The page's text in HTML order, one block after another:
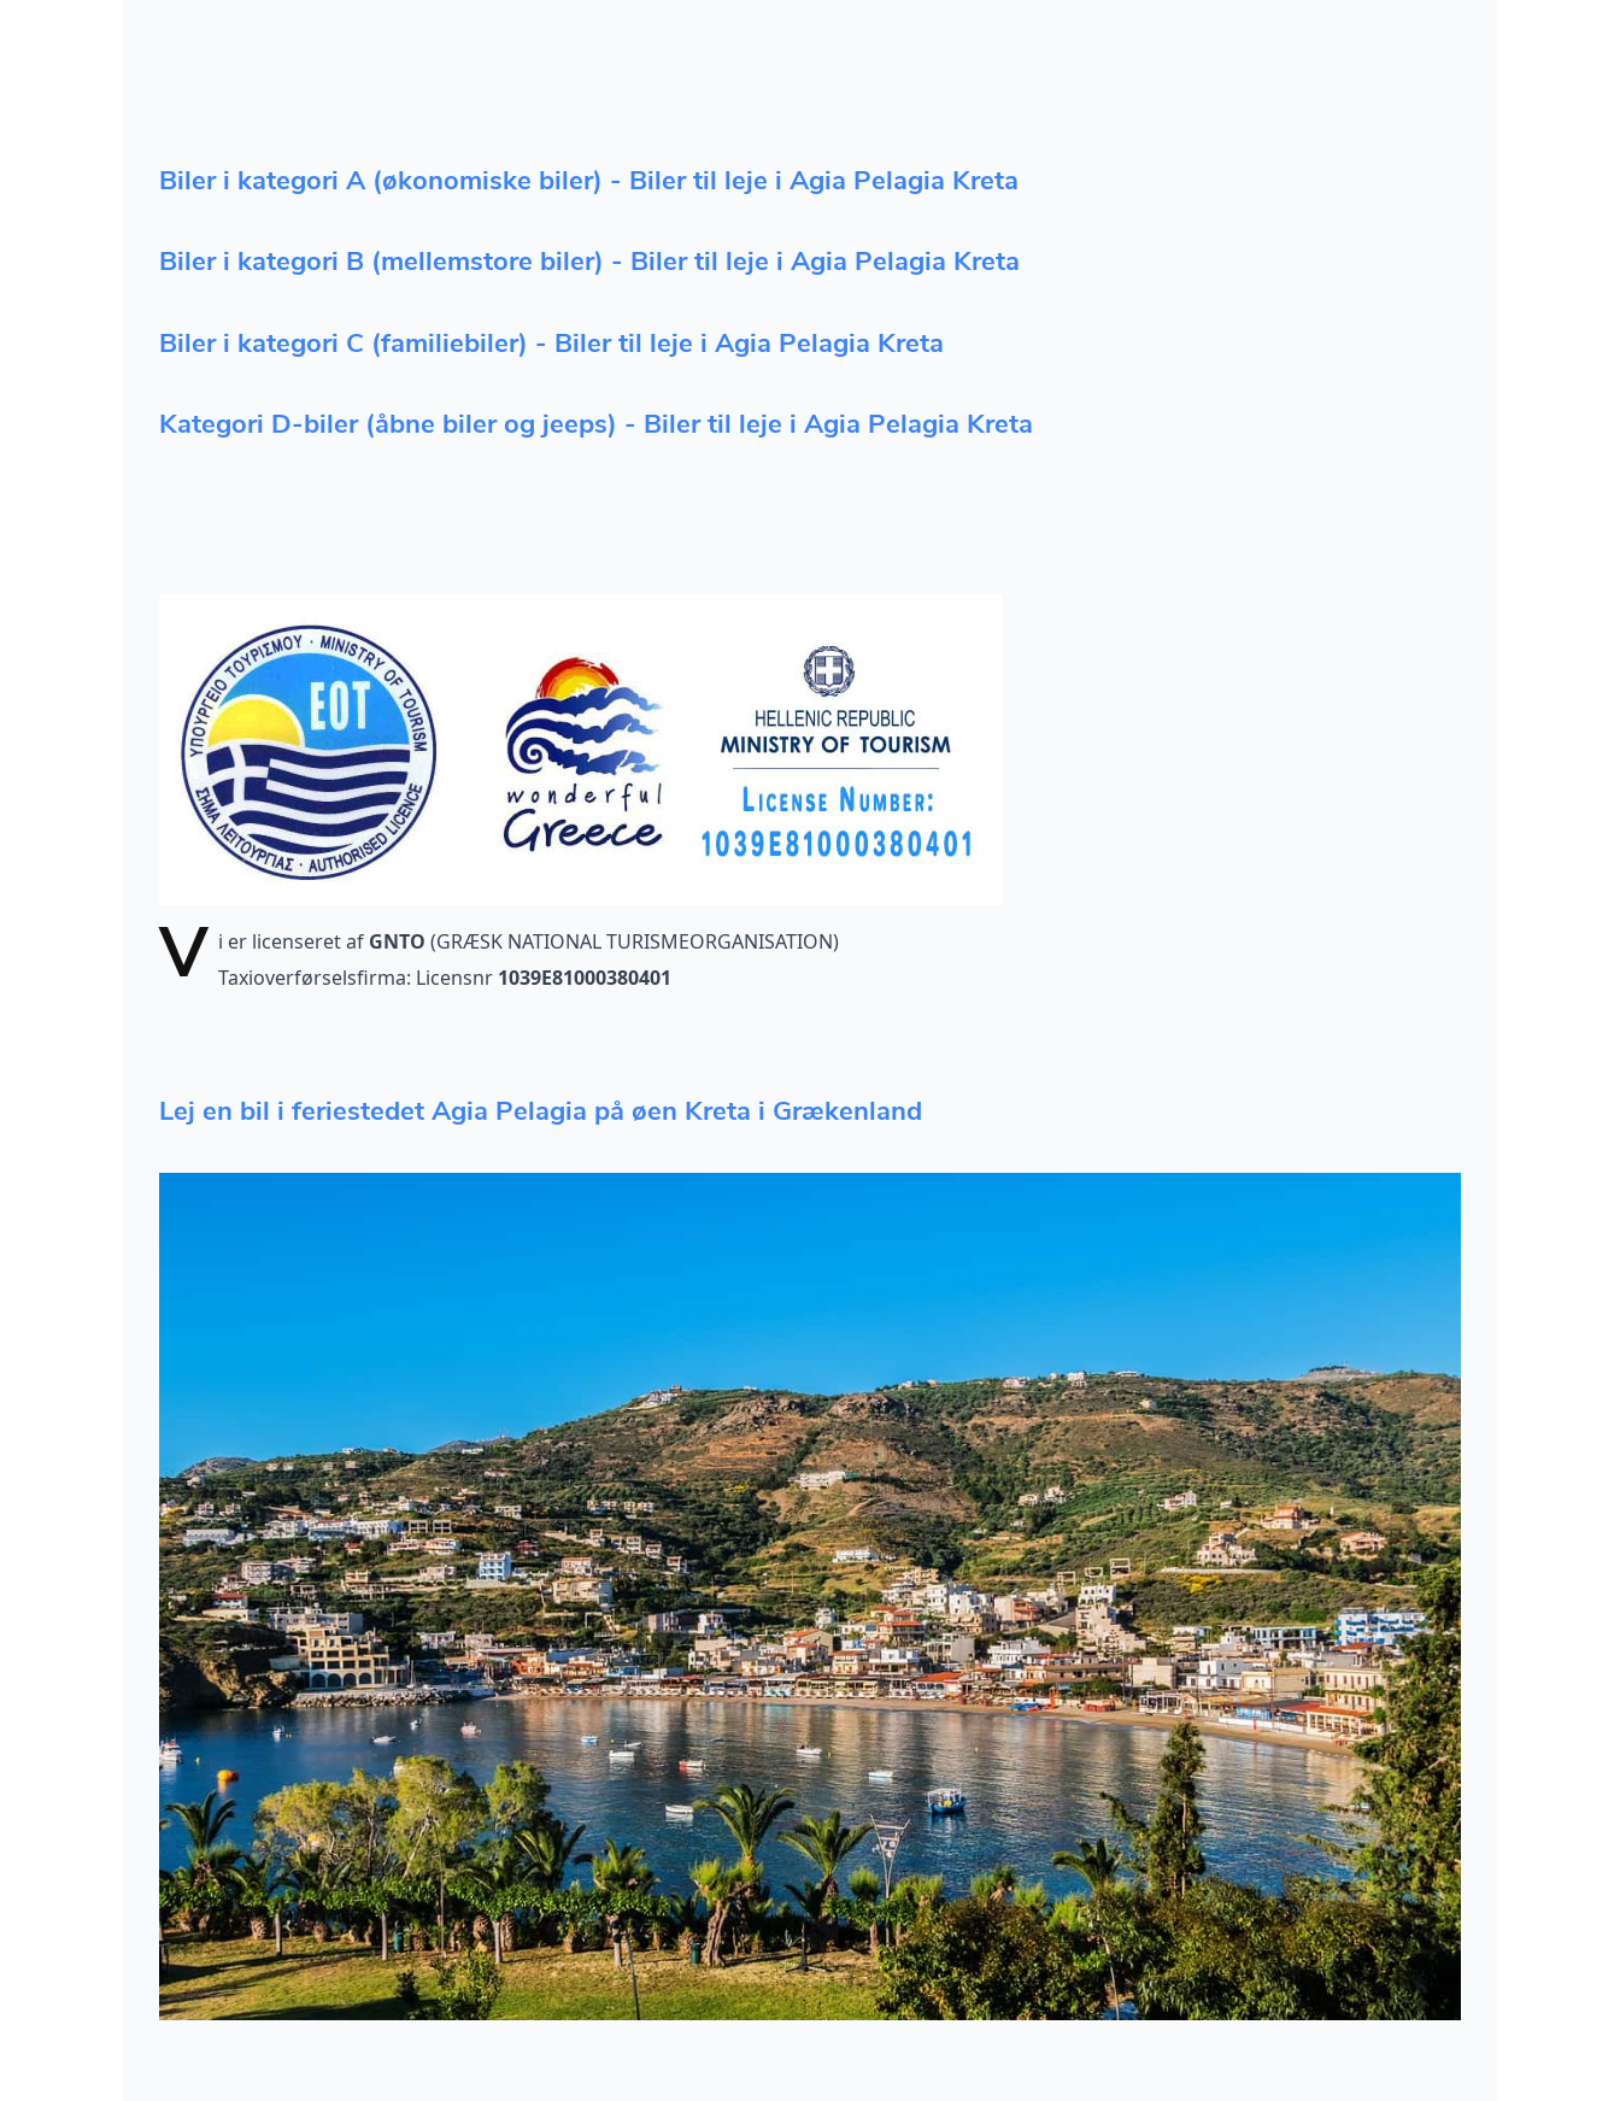
Biler i kategori A (økonomiske biler) - Biler til leje i Agia Pelagia Kreta
Biler i kategori B (mellemstore biler) - Biler til leje i Agia Pelagia Kreta
Biler i kategori C (familiebiler) - Biler til leje i Agia Pelagia Kreta
Kategori D-biler (åbne biler og jeeps) - Biler til leje i Agia Pelagia Kreta
V i er licenseret af GNTO (GRÆSK NATIONAL TURISMEORGANISATION)
Taxioverførselsfirma: Licensnr 1039E81000380401
Lej en bil i feriestedet Agia Pelagia på øen Kreta i Grækenland